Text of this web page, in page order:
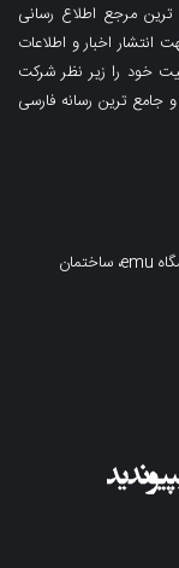
ترین مرجع اطلاع رسانی
فعالیت خود را از سال 2014 در جهت انتشار اخبار و اطلاعات
مختلف آغاز کرده و از آغاز سال 2019 فعالیت خود را زیر نظر شرکت
جامع ترین رسانه فارسی
قبرس شمالی، فاماگوستا، خیابان سالامیس، جنب دانشگاه emu، ساختمان